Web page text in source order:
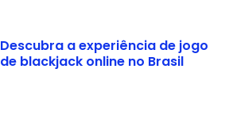
Descubra a experiência de jogo
de blackjack online no Brasil